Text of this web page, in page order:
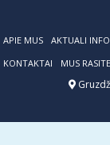
content
APIE MUS AKTUALI
KONTAKTAI
MUS RASITE